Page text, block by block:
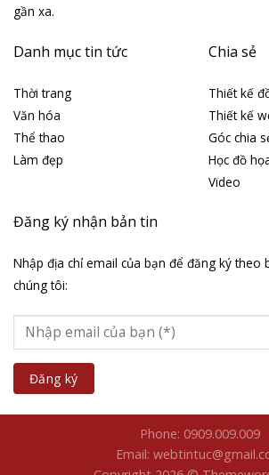
gần xa.
Danh mục tin tức
Thời trang
Văn hóa
Thể thao
Làm đẹp
Chia sẻ
Thiết kế
Thiết kế
Góc chia
Học đồ
Video
Đăng ký nhận bản tin
Nhập địa chỉ email của bạn để đăng ký theo
chúng tôi:
Phone: 0909.009.009
Email: